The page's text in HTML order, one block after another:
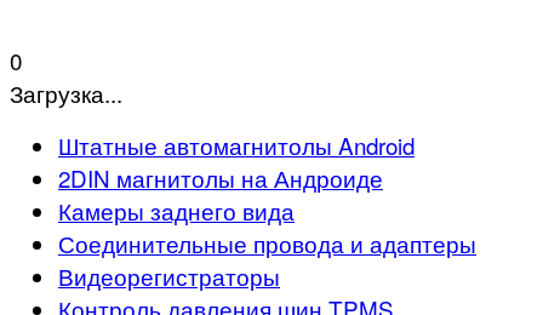
0
Загрузка...
Штатные автомагнитолы Android
2DIN магнитолы на Андроиде
Камеры заднего вида
Соединительные провода и адаптеры
Видеорегистраторы
Контроль давления шин TPMS